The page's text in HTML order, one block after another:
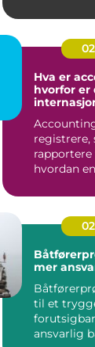
Hva er
hvorfor er
registrere,
rapportere
hvordan
Båtførerprøven
mer
til et
ansvarlig